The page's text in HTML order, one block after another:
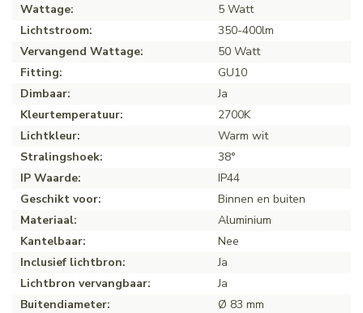
Wattage:
5 Watt
Lichtstroom:
350-400lm
Vervangend Wattage:
50 Watt
Fitting:
GU10
Dimbaar:
Ja
Kleurtemperatuur:
2700K
Lichtkleur:
Warm wit
Stralingshoek:
38°
IP Waarde:
IP44
Geschikt voor:
Binnen en buiten
Materiaal:
Aluminium
Kantelbaar:
Nee
Inclusief lichtbron:
Ja
Lichtbron vervangbaar:
Ja
Buitendiameter:
Ø 83 mm